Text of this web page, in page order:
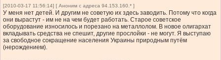
[2010-03-17 11:56:14] [ Аноним с адреса 94.153.160.* ]
У меня нет детей. И другим не советую их здесь заводить. Потому что когда
они вырастут - им не на чем будет работать. Старое советское
оборудование износилось и порезано на металлолом. В новое олигархат
вкладывать средства не спешит, другие прослойки - не могут. Я выступаю
за свободное сокращение населения Украины природным путём
(нерождением).